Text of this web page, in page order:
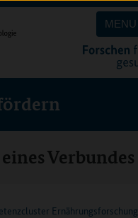
MENU
Verbundes
Ernährungsforschung